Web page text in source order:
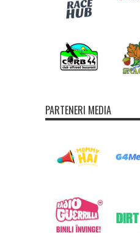
PARTENERI MEDIA